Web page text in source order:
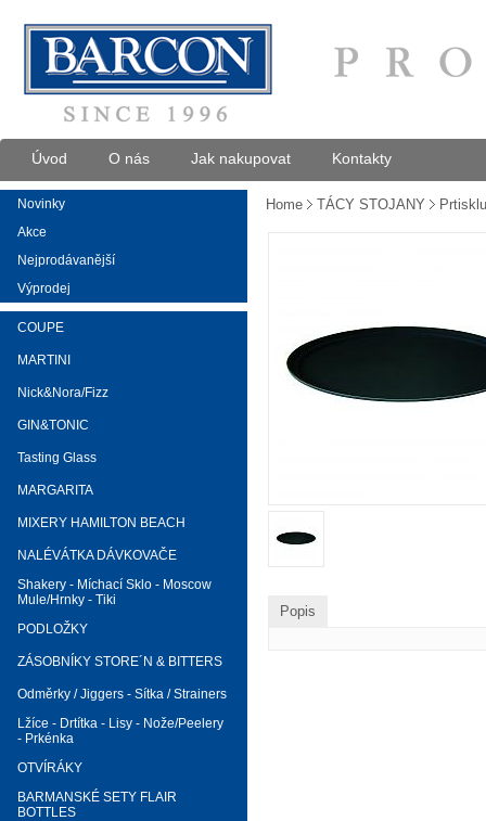
Úvod O nás Jak nakupovat Kontakty
Novinky
Akce
Nejprodávanější
Výprodej
COUPE
MARTINI
Nick&Nora/Fizz
GIN&TONIC
Tasting Glass
MARGARITA
MIXERY HAMILTON BEACH
NALÉVÁTKA DÁVKOVAČE
Shakery - Míchací Sklo - Moscow
Mule/Hrnky - Tiki
PODLOŽKY
ZÁSOBNÍKY STORE´N & BITTERS
Odměrky / Jiggers - Sítka / Strainers
Lžíce - Drtítka - Lisy - Nože/Peelery
- Prkénka
OTVÍRÁKY
BARMANSKÉ SETY FLAIR
BOTTLES
Home TÁCY STOJANY
Popis